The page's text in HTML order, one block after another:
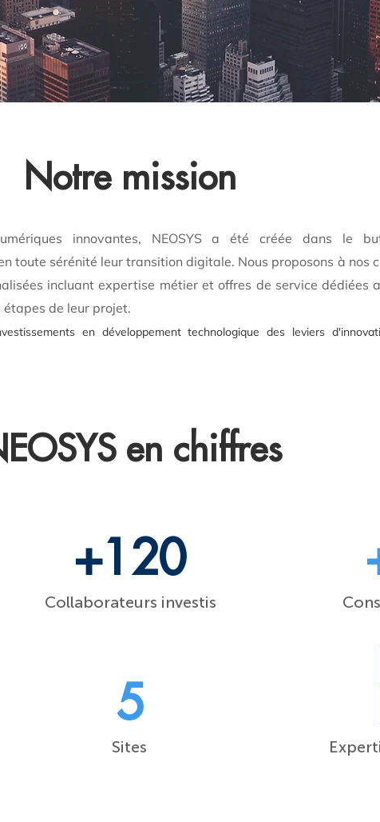
Notre mission
innovantes, NEOSYS a été créée dans le
toute sérénité leur transition digitale. Nous proposons à nos
incluant expertise métier et offres de service dédiées
de leur projet.
en développement technologique des leviers
en chiffres
+120
Collaborateurs investis
5
Sites